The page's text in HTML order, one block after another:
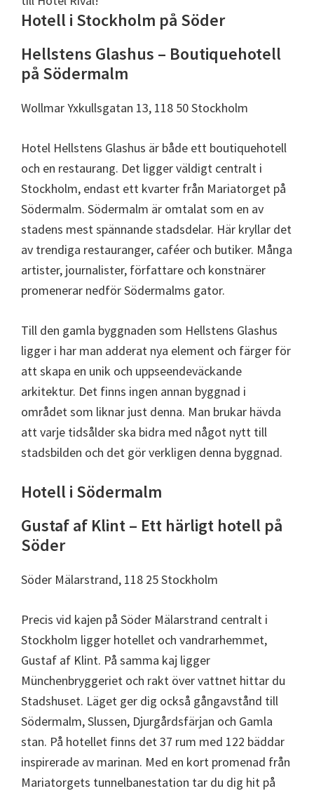
Hotell i Stockholm på Söder
Hellstens Glashus – Boutiquehotell
på Södermalm
Wollmar Yxkullsgatan 13, 118 50 Stockholm
Hotel Hellstens Glashus är både ett boutiquehotell
och en restaurang. Det ligger väldigt centralt i
Stockholm, endast ett kvarter från Mariatorget på
Södermalm. Södermalm är omtalat som en av
stadens mest spännande stadsdelar. Här kryllar det
av trendiga restauranger, caféer och butiker. Många
artister, journalister, författare och konstnärer
promenerar nedför Södermalms gator.
Till den gamla byggnaden som Hellstens Glashus
ligger i har man adderat nya element och färger för
att skapa en unik och uppseendeväckande
arkitektur. Det finns ingen annan byggnad i
området som liknar just denna. Man brukar hävda
att varje tidsålder ska bidra med något nytt till
stadsbilden och det gör verkligen denna byggnad.
Hotell i Södermalm
Gustaf af Klint – Ett härligt hotell på
Söder
Söder Mälarstrand, 118 25 Stockholm
Precis vid kajen på Söder Mälarstrand centralt i
Stockholm ligger hotellet och vandrarhemmet,
Gustaf af Klint. På samma kaj ligger
Münchenbryggeriet och rakt över vattnet hittar du
Stadshuset. Läget ger dig också gångavstånd till
Södermalm, Slussen, Djurgårdsfärjan och Gamla
stan. På hotellet finns det 37 rum med 122 bäddar
inspirerade av marinan. Med en kort promenad från
Mariatorgets tunnelbanestation tar du dig hit på